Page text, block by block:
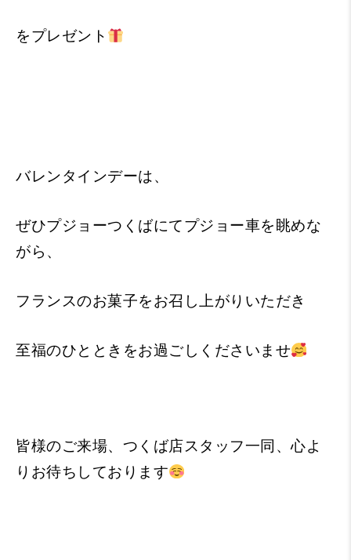
をプレゼント
バレンタインデーは、
ぜひプジョーつくばにてプジョー車を眺めな
がら、
フランスのお菓子をお召し上がりいただき
至福のひとときをお過ごしくださいませ
皆様のご来場、つくば店スタッフ一同、心よ
りお待ちしております